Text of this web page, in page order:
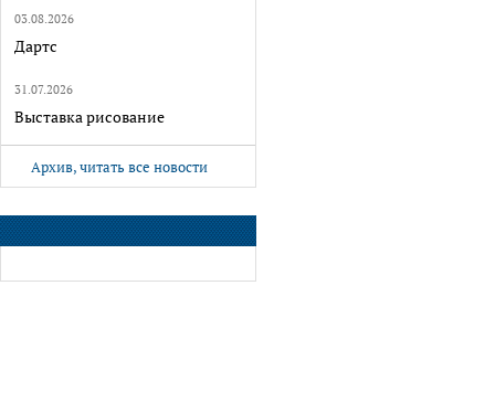
03.08.2026
Дартс
31.07.2026
Выставка рисование
Архив, читать все новости